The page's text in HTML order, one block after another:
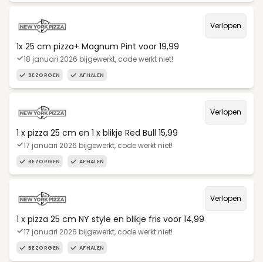
Verlopen
1x 25 cm pizza+ Magnum Pint voor 19,99
18 januari 2026 bijgewerkt, code werkt niet!
BEZORGEN AFHALEN
Verlopen
1 x pizza 25 cm en 1 x blikje Red Bull 15,99
17 januari 2026 bijgewerkt, code werkt niet!
BEZORGEN AFHALEN
Verlopen
1 x pizza 25 cm NY style en blikje fris voor 14,99
17 januari 2026 bijgewerkt, code werkt niet!
BEZORGEN AFHALEN